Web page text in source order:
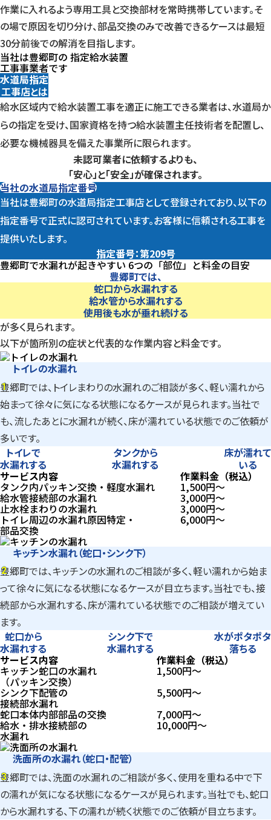
作業に入れるよう専用工具と交換部材を常時携帯しています。そ
の場で原因を切り分け、部品交換のみで改善できるケースは最短
30分前後での解消を目指します。
当社は豊郷町の 指定給水装置
工事事業者です
水道局指定
工事店とは
給水区域内で給水装置工事を適正に施工できる業者は、水道局か
らの指定を受け、国家資格を持つ給水装置主任技術者を配置し、
必要な機械器具を備えた事業所に限られます。
未認可業者に依頼するよりも、
「安心」と「安全」が確保されます。
当社の水道局指定番号
当社は豊郷町の水道局指定工事店として登録されており、以下の
指定番号で正式に認可されています。お客様に信頼される工事を
提供いたします。
指定番号：第209号
豊郷町で水漏れが起きやすい 6つの「部位」 と料金の目安
豊郷町では、
蛇口から水漏れする
給水管から水漏れする
使用後も水が垂れ続ける
が多く見られます。
以下が箇所別の症状と代表的な作業内容と料金です。
1
トイレの水漏れ
豊郷町では、トイレまわりの水漏れのご相談が多く、軽い濡れから
始まって徐々に気になる状態になるケースが見られます。当社で
も、流したあとに水漏れが続く、床が濡れている状態でのご依頼が
多いです。
トイレで
水漏れする
タンクから
水漏れする
床が濡れて
いる
サービス内容 作業料金（税込）
タンク内パッキン交換・軽度水漏れ 1,500円〜
給水管接続部の水漏れ 3,000円〜
止水栓まわりの水漏れ 3,000円〜
トイレ周辺の水漏れ原因特定・
部品交換
6,000円〜
2
キッチン水漏れ（蛇口・シンク下）
豊郷町では、キッチンの水漏れのご相談が多く、軽い濡れから始ま
って徐々に気になる状態になるケースが目立ちます。当社でも、接
続部から水漏れする、床が濡れている状態でのご相談が増えてい
ます。
蛇口から
水漏れする
シンク下で
水漏れする
水がポタポタ
落ちる
サービス内容 作業料金（税込）
キッチン蛇口の水漏れ
（パッキン交換）
1,500円〜
シンク下配管の
接続部水漏れ
5,500円〜
蛇口本体内部部品の交換
7,000円〜
給水・排水接続部の
水漏れ
10,000円〜
3
洗面所の水漏れ（蛇口・配管）
豊郷町では、洗面の水漏れのご相談が多く、使用を重ねる中で下
の濡れが気になる状態になるケースが見られます。当社でも、蛇口
から水漏れする、下の濡れが続く状態でのご依頼が目立ちます。